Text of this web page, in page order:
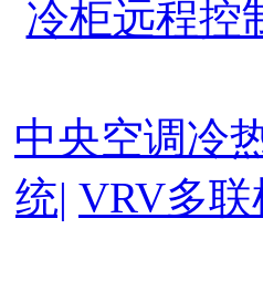
冷柜远程控
中央空调冷
统| VRV多